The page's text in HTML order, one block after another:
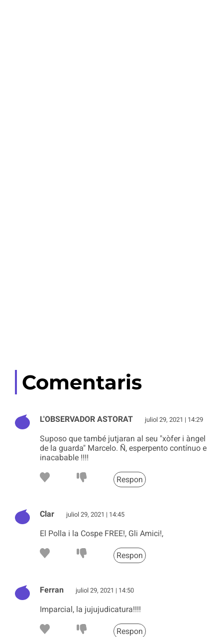
Comentaris
L'OBSERVADOR ASTORAT juliol 29, 2021 | 14:29
Suposo que també jutjaran al seu "xòfer i àngel
de la guarda" Marcelo. Ñ, esperpento contínuo e
inacabable !!!!
Respon
Clar juliol 29, 2021 | 14:45
El Polla i la Cospe FREE!, Gli Amici!,
Respon
Ferran juliol 29, 2021 | 14:50
Imparcial, la jujujudicatura!!!!
Respon